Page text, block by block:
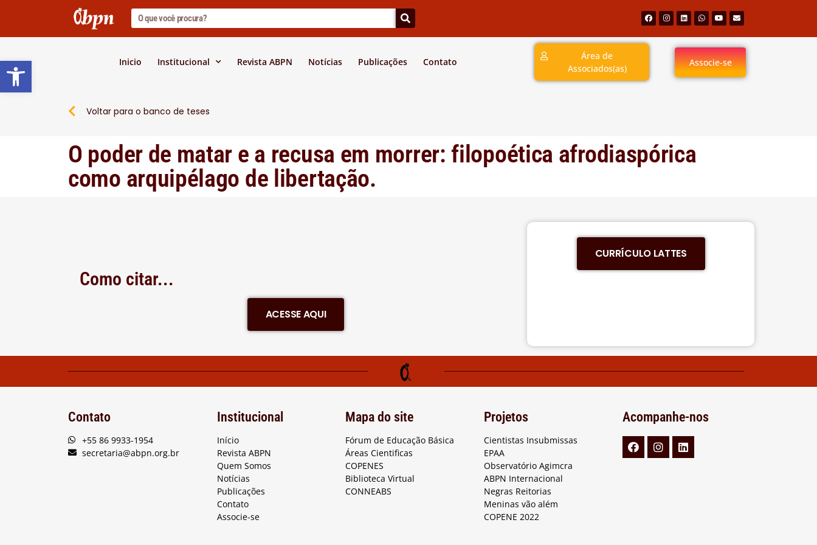
Barra de Ferramentas Aberta
Inicio Institucional Revista ABPN Notícias Publicações Contato
Área de
Associados(as)
Associe-se
Voltar para o banco de teses
O poder de matar e a recusa em morrer: filopoética afrodiaspórica
como arquipélago de libertação.
Como citar...
ACESSE AQUI
CURRÍCULO LATTES
Contato
+55 86 9933-1954
secretaria@abpn.org.br
Institucional
Início
Revista ABPN
Quem Somos
Notícias
Publicações
Contato
Associe-se
Mapa do site
Fórum de Educação Básica
Áreas Cientificas
COPENES
Biblioteca Virtual
CONNEABS
Projetos
Cientistas Insubmissas
EPAA
Observatório Agimcra
ABPN Internacional
Negras Reitorias
Meninas vão além
COPENE 2022
Acompanhe-nos